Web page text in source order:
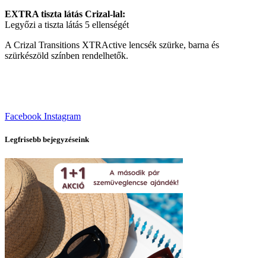
EXTRA tiszta látás Crizal-lal:
Legyőzi a tiszta látás 5 ellenségét
A Crizal Transitions XTRActive lencsék szürke, barna és
szürkészöld színben rendelhetők.
Facebook Instagram
Legfrisebb bejegyzéseink